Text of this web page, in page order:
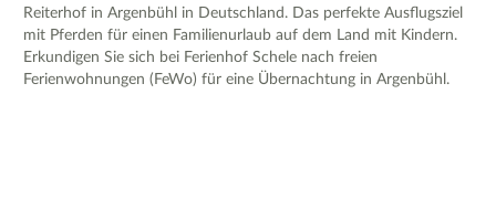
Reiterhof in Argenbühl in Deutschland. Das perfekte Ausflugsziel
mit Pferden für einen Familienurlaub auf dem Land mit Kindern.
Erkundigen Sie sich bei Ferienhof Schele nach freien
Ferienwohnungen (FeWo) für eine Übernachtung in Argenbühl.